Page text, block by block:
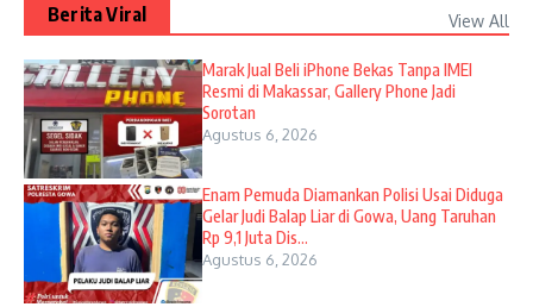
Berita Viral View All
​Marak Jual Beli iPhone Bekas Tanpa IMEI
Resmi di Makassar, Gallery Phone Jadi
Sorotan
Agustus 6, 2026
Enam Pemuda Diamankan Polisi Usai Diduga
Gelar Judi Balap Liar di Gowa, Uang Taruhan
Rp 9,1 Juta Dis...
Agustus 6, 2026